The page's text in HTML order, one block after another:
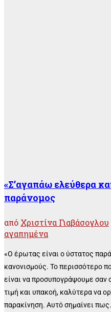
«Σ’αγαπάω ελεύθερα
παράνομος
από Χριστίνα Γιαβάσογλου
αγαπημένα
«Ο έρωτας είναι ο ύστατος
κανονισμούς. Το περισσότερο
είναι να προσυπογράψουμε σαν
τιμή και υπακοή, καλύτερα να
παρακίνηση. Αυτό σημαίνει